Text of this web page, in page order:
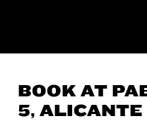
BOOK AT
5, ALICANTE